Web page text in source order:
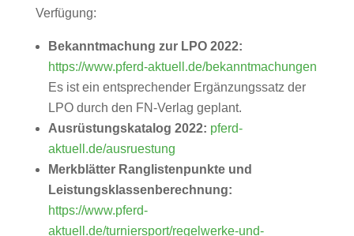
Verfügung:
Bekanntmachung zur LPO 2022:
https://www.pferd-aktuell.de/bekanntmachungen
Es ist ein entsprechender Ergänzungssatz der
LPO durch den FN-Verlag geplant.
Ausrüstungskatalog 2022: pferd-
aktuell.de/ausruestung
Merkblätter Ranglistenpunkte und
Leistungsklassenberechnung:
https://www.pferd-
aktuell.de/turniersport/regelwerke-und-